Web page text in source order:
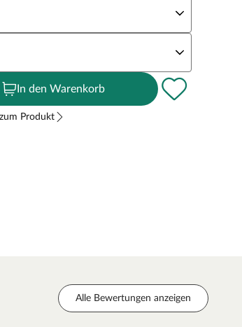
In den Warenkorb
Produkt
Alle Bewertungen anzeigen